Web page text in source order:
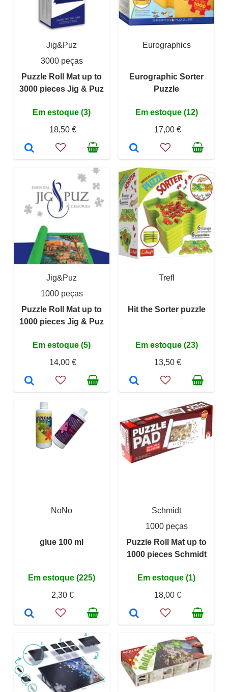
Jig&Puz
3000 peças
Puzzle Roll Mat up to
3000 pieces Jig & Puz
Em estoque (3)
18,50 €
Eurographics
Eurographic Sorter
Puzzle
Em estoque (12)
17,00 €
Jig&Puz
1000 peças
Puzzle Roll Mat up to
1000 pieces Jig & Puz
Em estoque (5)
14,00 €
Trefl
Hit the Sorter puzzle
Em estoque (23)
13,50 €
NoNo
glue 100 ml
Em estoque (225)
2,30 €
Schmidt
1000 peças
Puzzle Roll Mat up to
1000 pieces Schmidt
Em estoque (1)
18,00 €